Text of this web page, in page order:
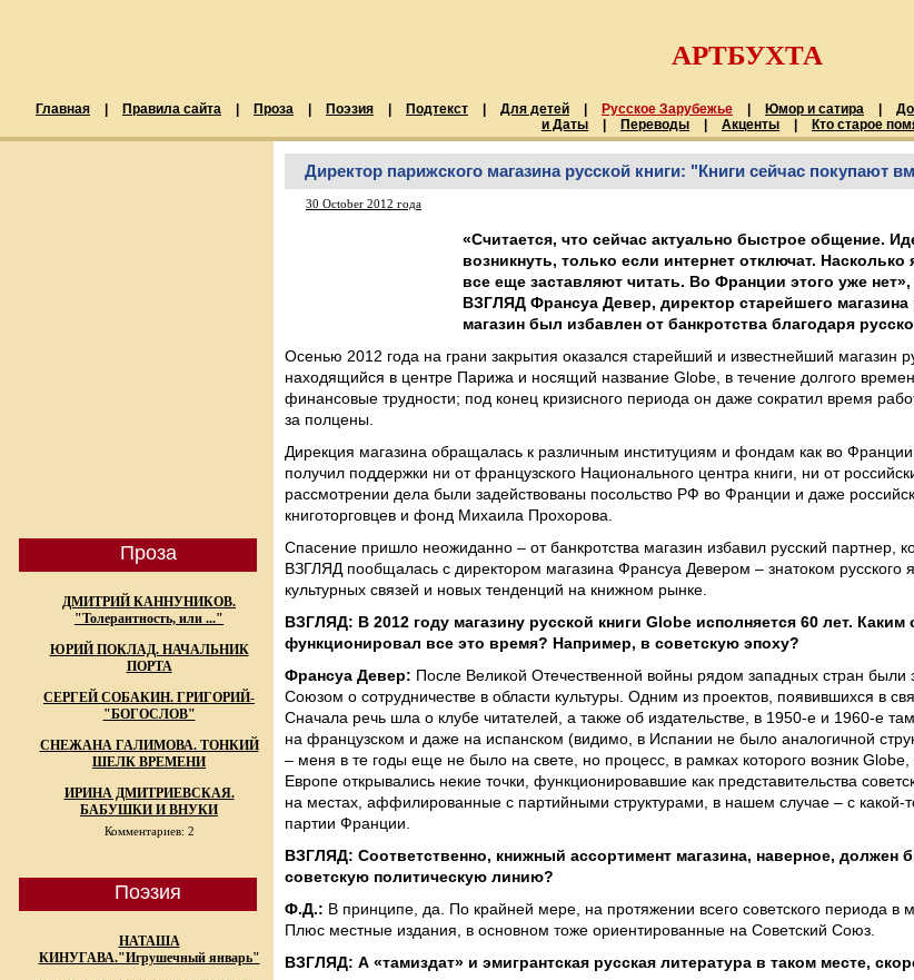
АРТБУХТА
Главная Правила сайта Проза Поэзия Подтекст Для детей Русское Зарубежье Юмор и сатира
и Даты
Переводы Акценты Кто старое
Проза
ДМИТРИЙ КАННУНИКОВ.
"Толерантность, или ..."
ЮРИЙ ПОКЛАД. НАЧАЛЬНИК
ПОРТА
СЕРГЕЙ СОБАКИН. ГРИГОРИЙ-
"БОГОСЛОВ"
СНЕЖАНА ГАЛИМОВА. ТОНКИЙ
ШЕЛК ВРЕМЕНИ
ИРИНА ДМИТРИЕВСКАЯ.
БАБУШКИ И ВНУКИ
Комментариев: 2
Поэзия
НАТАША
КИНУГАВА."Игрушечный январь"
Директор парижского магазина русской книги: "Книги сейчас покупают
30 October 2012 года
«Считается, что сейчас актуально быстрое общение.
возникнуть, только если интернет отключат.
все еще заставляют читать. Во Франции этого уже
ВЗГЛЯД Франсуа Девер, директор старейшего
магазин был избавлен от банкротства благодаря
Осенью 2012 года на грани закрытия оказался старейший и известнейший магазин
находящийся в центре Парижа и носящий название Globe, в течение долгого
финансовые трудности; под конец кризисного периода он даже сократил время
за полцены.
Дирекция магазина обращалась к различным институциям и фондам как во
получил поддержки ни от французского Национального центра книги, ни от
рассмотрении дела были задействованы посольство РФ во Франции и даже
книготорговцев и фонд Михаила Прохорова.
Спасение пришло неожиданно – от банкротства магазин избавил русский партнер,
ВЗГЛЯД пообщалась с директором магазина Франсуа Девером – знатоком русского
культурных связей и новых тенденций на книжном рынке.
ВЗГЛЯД: В 2012 году магазину русской книги Globe исполняется 60 лет. Каким
функционировал все это время? Например, в советскую эпоху?
Франсуа Девер: После Великой Отечественной войны рядом западных стран были
Союзом о сотрудничестве в области культуры. Одним из проектов, появившихся в
Сначала речь шла о клубе читателей, а также об издательстве, в 1950-е и 1960-е
на французском и даже на испанском (видимо, в Испании не было аналогичной
– меня в те годы еще не было на свете, но процесс, в рамках которого возник
Европе открывались некие точки, функционировавшие как представительства
на местах, аффилированные с партийными структурами, в нашем случае – с какой-
партии Франции.
ВЗГЛЯД: Соответственно, книжный ассортимент магазина, наверное, должен
советскую политическую линию?
Ф.Д.: В принципе, да. По крайней мере, на протяжении всего советского периода в
Плюс местные издания, в основном тоже ориентированные на Советский Союз.
ВЗГЛЯД: А «тамиздат» и эмигрантская русская литература в таком месте,